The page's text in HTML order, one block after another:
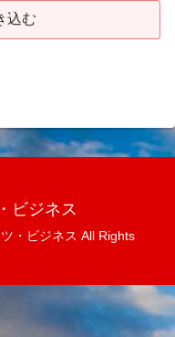
込む
ビジネス
・ビジネス All Rights